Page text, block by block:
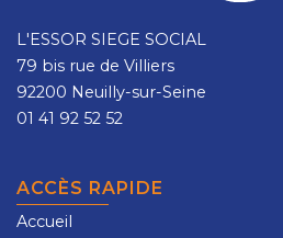
L'ESSOR SIEGE SOCIAL
79 bis rue de Villiers
92200 Neuilly-sur-Seine
01 41 92 52 52
ACCÈS RAPIDE
Accueil